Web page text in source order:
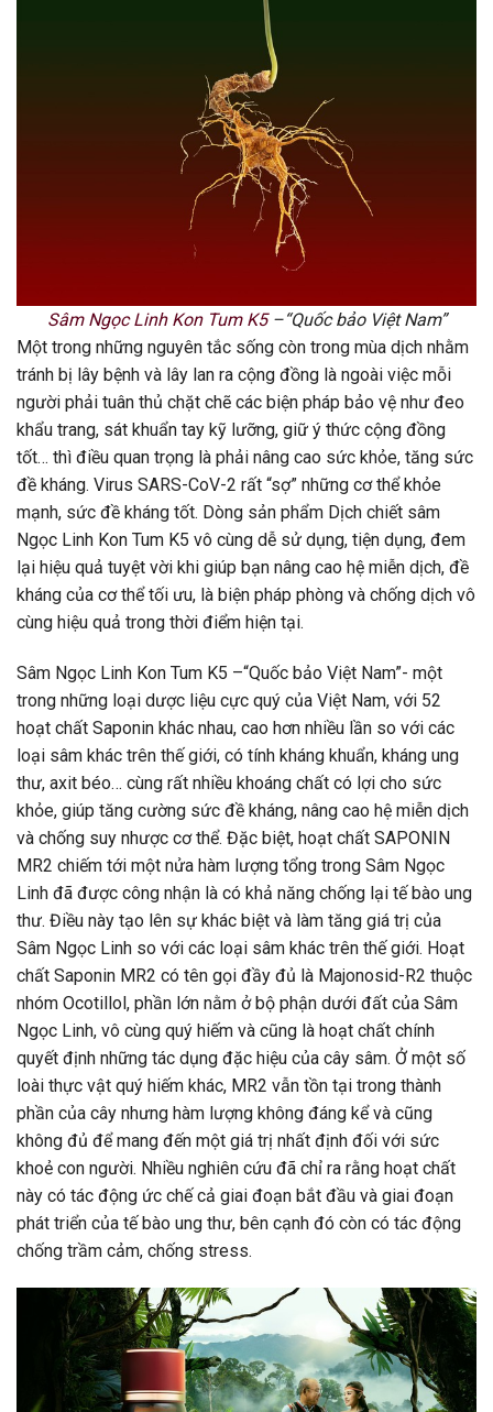
Sâm Ngọc Linh Kon Tum K5–“Quốc bảo Việt Nam”
Một trong những nguyên tắc sống còn trong mùa dịch nhằm
tránh bị lây bệnh và lây lan ra cộng đồng là ngoài việc mỗi
người phải tuân thủ chặt chẽ các biện pháp bảo vệ như đeo
khẩu trang, sát khuẩn tay kỹ lưỡng, giữ ý thức cộng đồng
tốt… thì điều quan trọng là phải nâng cao sức khỏe, tăng sức
đề kháng. Virus SARS-CoV-2 rất “sợ” những cơ thể khỏe
mạnh, sức đề kháng tốt. Dòng sản phẩm Dịch chiết sâm
Ngọc Linh Kon Tum K5 vô cùng dễ sử dụng, tiện dụng, đem
lại hiệu quả tuyệt vời khi giúp bạn nâng cao hệ miễn dịch, đề
kháng của cơ thể tối ưu, là biện pháp phòng và chống dịch vô
cùng hiệu quả trong thời điểm hiện tại.
Sâm Ngọc Linh Kon Tum K5 –“Quốc bảo Việt Nam”- một
trong những loại dược liệu cực quý của Việt Nam, với 52
hoạt chất Saponin khác nhau, cao hơn nhiều lần so với các
loại sâm khác trên thế giới, có tính kháng khuẩn, kháng ung
thư, axit béo… cùng rất nhiều khoáng chất có lợi cho sức
khỏe, giúp tăng cường sức đề kháng, nâng cao hệ miễn dịch
và chống suy nhược cơ thể. Đặc biệt, hoạt chất SAPONIN
MR2 chiếm tới một nửa hàm lượng tổng trong Sâm Ngọc
Linh đã được công nhận là có khả năng chống lại tế bào ung
thư. Điều này tạo lên sự khác biệt và làm tăng giá trị của
Sâm Ngọc Linh so với các loại sâm khác trên thế giới. Hoạt
chất Saponin MR2 có tên gọi đầy đủ là Majonosid-R2 thuộc
nhóm Ocotillol, phần lớn nằm ở bộ phận dưới đất của Sâm
Ngọc Linh, vô cùng quý hiếm và cũng là hoạt chất chính
quyết định những tác dụng đặc hiệu của cây sâm. Ở một số
loài thực vật quý hiếm khác, MR2 vẫn tồn tại trong thành
phần của cây nhưng hàm lượng không đáng kể và cũng
không đủ để mang đến một giá trị nhất định đối với sức
khoẻ con người. Nhiều nghiên cứu đã chỉ ra rằng hoạt chất
này có tác động ức chế cả giai đoạn bắt đầu và giai đoạn
phát triển của tế bào ung thư, bên cạnh đó còn có tác động
chống trầm cảm, chống stress.